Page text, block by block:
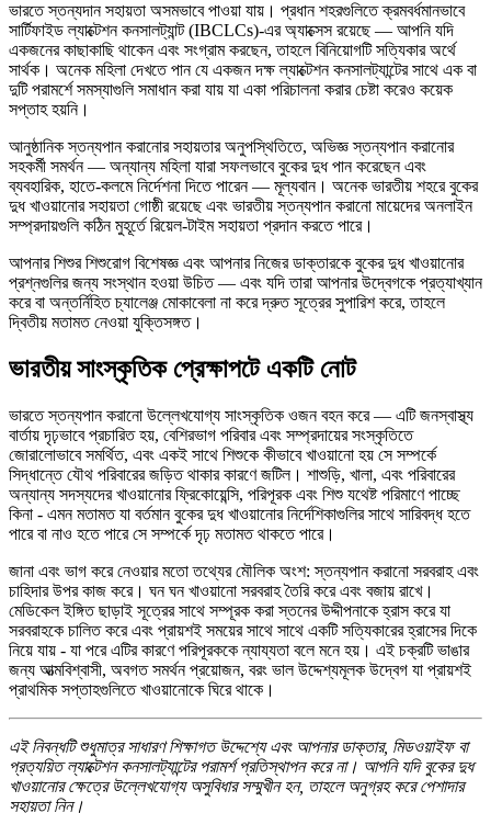
ভারতে স্তন্যদান সহায়তা অসমভাবে পাওয়া যায়। প্রধান শহরগুলিতে ক্রমবর্ধমানভাবে
সার্টিফাইড ল্যাক্টেশন কনসালট্যান্ট (IBCLCs)-এর অ্যাক্সেস রয়েছে — আপনি যদি
একজনের কাছাকাছি থাকেন এবং সংগ্রাম করছেন, তাহলে বিনিয়োগটি সত্যিকার অর্থে
সার্থক। অনেক মহিলা দেখতে পান যে একজন দক্ষ ল্যাক্টেশন কনসালট্যান্টের সাথে এক বা
দুটি পরামর্শে সমস্যাগুলি সমাধান করা যায় যা একা পরিচালনা করার চেষ্টা করেও কয়েক
সপ্তাহ হয়নি।
আনুষ্ঠানিক স্তন্যপান করানোর সহায়তার অনুপস্থিতিতে, অভিজ্ঞ স্তন্যপান করানোর
সহকর্মী সমর্থন — অন্যান্য মহিলা যারা সফলভাবে বুকের দুধ পান করেছেন এবং
ব্যবহারিক, হাতে-কলমে নির্দেশনা দিতে পারেন — মূল্যবান। অনেক ভারতীয় শহরে বুকের
দুধ খাওয়ানোর সহায়তা গোষ্ঠী রয়েছে এবং ভারতীয় স্তন্যপান করানো মায়েদের অনলাইন
সম্প্রদায়গুলি কঠিন মুহূর্তে রিয়েল-টাইম সহায়তা প্রদান করতে পারে।
আপনার শিশুর শিশুরোগ বিশেষজ্ঞ এবং আপনার নিজের ডাক্তারকে বুকের দুধ খাওয়ানোর
প্রশ্নগুলির জন্য সংস্থান হওয়া উচিত — এবং যদি তারা আপনার উদ্বেগকে প্রত্যাখ্যান
করে বা অন্তর্নিহিত চ্যালেঞ্জ মোকাবেলা না করে দ্রুত সূত্রের সুপারিশ করে, তাহলে
দ্বিতীয় মতামত নেওয়া যুক্তিসঙ্গত।
ভারতীয় সাংস্কৃতিক প্রেক্ষাপটে একটি নোট
ভারতে স্তন্যপান করানো উল্লেখযোগ্য সাংস্কৃতিক ওজন বহন করে — এটি জনস্বাস্থ্য
বার্তায় দৃঢ়ভাবে প্রচারিত হয়, বেশিরভাগ পরিবার এবং সম্প্রদায়ের সংস্কৃতিতে
জোরালোভাবে সমর্থিত, এবং একই সাথে শিশুকে কীভাবে খাওয়ানো হয় সে সম্পর্কে
সিদ্ধান্তে যৌথ পরিবারের জড়িত থাকার কারণে জটিল। শাশুড়ি, খালা, এবং পরিবারের
অন্যান্য সদস্যদের খাওয়ানোর ফ্রিকোয়েন্সি, পরিপূরক এবং শিশু যথেষ্ট পরিমাণে পাচ্ছে
কিনা - এমন মতামত যা বর্তমান বুকের দুধ খাওয়ানোর নির্দেশিকাগুলির সাথে সারিবদ্ধ হতে
পারে বা নাও হতে পারে সে সম্পর্কে দৃঢ় মতামত থাকতে পারে।
জানা এবং ভাগ করে নেওয়ার মতো তথ্যের মৌলিক অংশ: স্তন্যপান করানো সরবরাহ এবং
চাহিদার উপর কাজ করে। ঘন ঘন খাওয়ানো সরবরাহ তৈরি করে এবং বজায় রাখে।
মেডিকেল ইঙ্গিত ছাড়াই সূত্রের সাথে সম্পূরক করা স্তনের উদ্দীপনাকে হ্রাস করে যা
সরবরাহকে চালিত করে এবং প্রায়শই সময়ের সাথে সাথে একটি সত্যিকারের হ্রাসের দিকে
নিয়ে যায় - যা পরে এটির কারণে পরিপূরককে ন্যায্যতা বলে মনে হয়। এই চক্রটি ভাঙার
জন্য আত্মবিশ্বাসী, অবগত সমর্থন প্রয়োজন, বরং ভাল উদ্দেশ্যমূলক উদ্বেগ যা প্রায়শই
প্রাথমিক সপ্তাহগুলিতে খাওয়ানোকে ঘিরে থাকে।
এই নিবন্ধটি শুধুমাত্র সাধারণ শিক্ষাগত উদ্দেশ্যে এবং আপনার ডাক্তার, মিডওয়াইফ বা
প্রত্যয়িত ল্যাক্টেশন কনসালট্যান্টের পরামর্শ প্রতিস্থাপন করে না। আপনি যদি বুকের দুধ
খাওয়ানোর ক্ষেত্রে উল্লেখযোগ্য অসুবিধার সম্মুখীন হন, তাহলে অনুগ্রহ করে পেশাদার
সহায়তা নিন।